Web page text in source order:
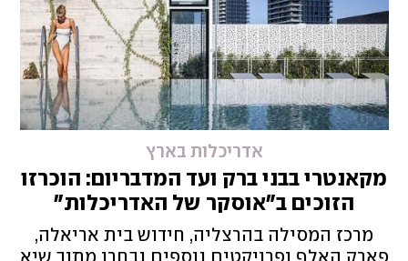
אדריכלות בארץ
מקאנטרי בבני ברק ועד המדבריום: הוכרזו
הזוכים ב"אוסקר של האדריכלות"
מרכז המסילה בהרצליה, חידוש בית אריאלה,